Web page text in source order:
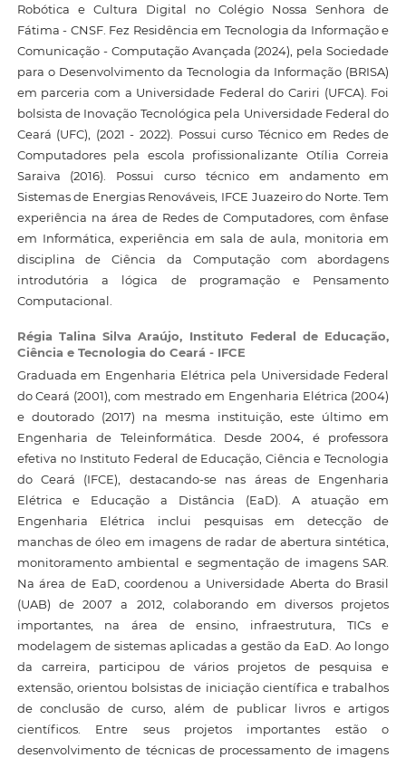
Robótica e Cultura Digital no Colégio Nossa Senhora de
Fátima - CNSF. Fez Residência em Tecnologia da Informação e
Comunicação - Computação Avançada (2024), pela Sociedade
para o Desenvolvimento da Tecnologia da Informação (BRISA)
em parceria com a Universidade Federal do Cariri (UFCA). Foi
bolsista de Inovação Tecnológica pela Universidade Federal do
Ceará (UFC), (2021 - 2022). Possui curso Técnico em Redes de
Computadores pela escola profissionalizante Otília Correia
Saraiva (2016). Possui curso técnico em andamento em
Sistemas de Energias Renováveis, IFCE Juazeiro do Norte. Tem
experiência na área de Redes de Computadores, com ênfase
em Informática, experiência em sala de aula, monitoria em
disciplina de Ciência da Computação com abordagens
introdutória a lógica de programação e Pensamento
Computacional.
Régia Talina Silva Araújo, Instituto Federal de Educação,
Ciência e Tecnologia do Ceará - IFCE
Graduada em Engenharia Elétrica pela Universidade Federal
do Ceará (2001), com mestrado em Engenharia Elétrica (2004)
e doutorado (2017) na mesma instituição, este último em
Engenharia de Teleinformática. Desde 2004, é professora
efetiva no Instituto Federal de Educação, Ciência e Tecnologia
do Ceará (IFCE), destacando-se nas áreas de Engenharia
Elétrica e Educação a Distância (EaD). A atuação em
Engenharia Elétrica inclui pesquisas em detecção de
manchas de óleo em imagens de radar de abertura sintética,
monitoramento ambiental e segmentação de imagens SAR.
Na área de EaD, coordenou a Universidade Aberta do Brasil
(UAB) de 2007 a 2012, colaborando em diversos projetos
importantes, na área de ensino, infraestrutura, TICs e
modelagem de sistemas aplicadas a gestão da EaD. Ao longo
da carreira, participou de vários projetos de pesquisa e
extensão, orientou bolsistas de iniciação científica e trabalhos
de conclusão de curso, além de publicar livros e artigos
científicos. Entre seus projetos importantes estão o
desenvolvimento de técnicas de processamento de imagens